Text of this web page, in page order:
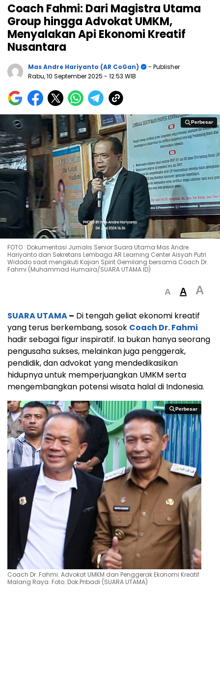
Coach Fahmi: Dari Magistra Utama
Group hingga Advokat UMKM,
Menyalakan Api Ekonomi Kreatif
Nusantara
Mas Andre Hariyanto (AR CoGan)
- Publisher
Rabu, 10 September 2025 - 12:53 WIB
Perbesar
Perbesar
FOTO : Dokumentasi Jurnalis Senior Suara Utama Mas Andre
Hariyanto dan Sekretaris Lembaga AR Learning Center Aisyah Putri
Widodo saat mengikuti Kajian Spirit Gemilang bersama Coach Dr.
Fahmi (Muhammad Humaira/SUARA UTAMA ID)
A A A
SUARA UTAMA– Di tengah geliat ekonomi kreatif
yang terus berkembang, sosok Coach Dr. Fahmi
hadir sebagai figur inspiratif. Ia bukan hanya seorang
pengusaha sukses, melainkan juga penggerak,
pendidik, dan advokat yang mendedikasikan
hidupnya untuk memperjuangkan UMKM serta
mengembangkan potensi wisata halal di Indonesia.
Perbesar
Perbesar
Coach Dr. Fahmi: Advokat UMKM dan Penggerak Ekonomi Kreatif
Malang Raya. Foto: Dok.Pribadi (SUARA UTAMA)